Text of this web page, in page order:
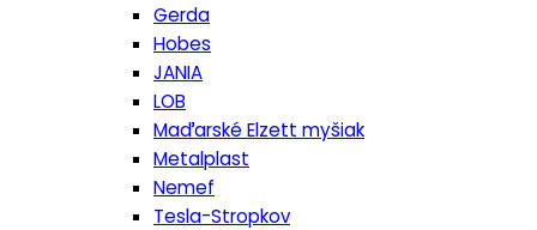
Gerda
Hobes
JANIA
LOB
Maďarské Elzett myšiak
Metalplast
Nemef
Tesla-Stropkov